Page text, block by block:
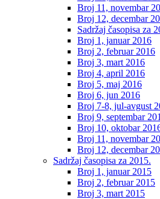
Broj 11, novembar
Broj 12, decembar
Sadržaj časopisa za
Broj 1, januar 2016
Broj 2, februar 2016
Broj 3, mart 2016
Broj 4, april 2016
Broj 5, maj 2016
Broj 6, jun 2016
Broj 7-8, jul-avgust
Broj 9, septembar
Broj 10, oktobar
Broj 11, novembar
Broj 12, decembar
Sadržaj časopisa za 2015.
Broj 1, januar 2015
Broj 2, februar 2015
Broj 3, mart 2015